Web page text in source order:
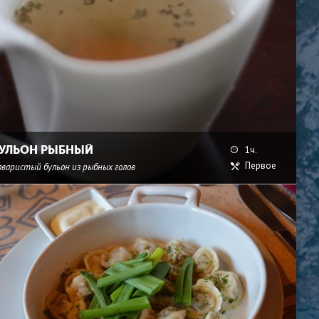
РЫБНЫЙ
бульон из рыбных голов
1ч.
Первое